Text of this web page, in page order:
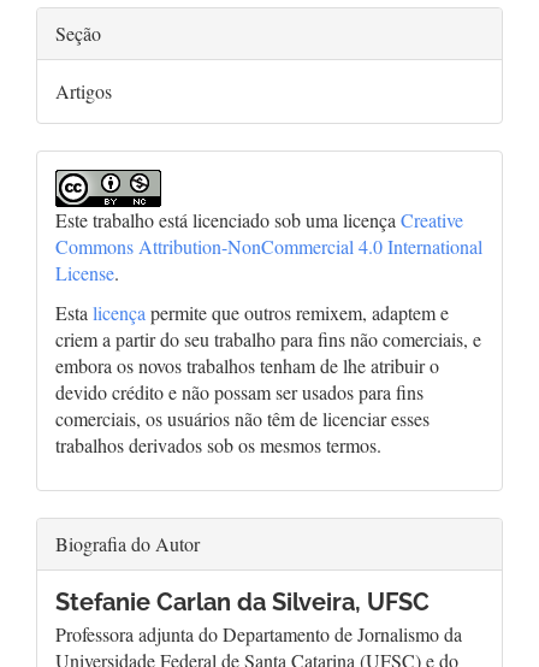
Seção
Artigos
Este trabalho está licenciado sob uma licença Creative
Commons Attribution-NonCommercial 4.0 International
License.
Esta licença permite que outros remixem, adaptem e
criem a partir do seu trabalho para fins não comerciais, e
embora os novos trabalhos tenham de lhe atribuir o
devido crédito e não possam ser usados para fins
comerciais, os usuários não têm de licenciar esses
trabalhos derivados sob os mesmos termos.
Biografia do Autor
Stefanie Carlan da Silveira, UFSC
Professora adjunta do Departamento de Jornalismo da
Universidade Federal de Santa Catarina (UFSC) e do